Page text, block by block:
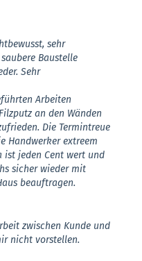
sehr
Baustelle
Sehr
Arbeiten
an den Wänden
Die Termintreue
Handwerker extreem
ist jeden Cent wert und
sicher wieder mit
beauftragen.
zwischen Kunde und
nicht vorstellen.